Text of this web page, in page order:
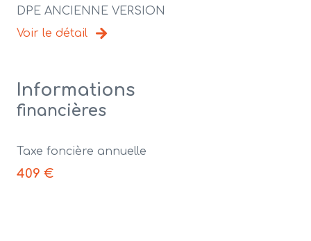
DPE ANCIENNE VERSION
Voir le détail
Informations
financières
Taxe foncière annuelle
409 €